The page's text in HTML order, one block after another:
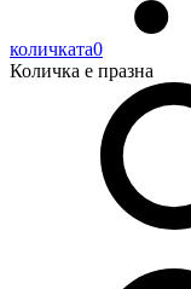
количката0
Количка е празна